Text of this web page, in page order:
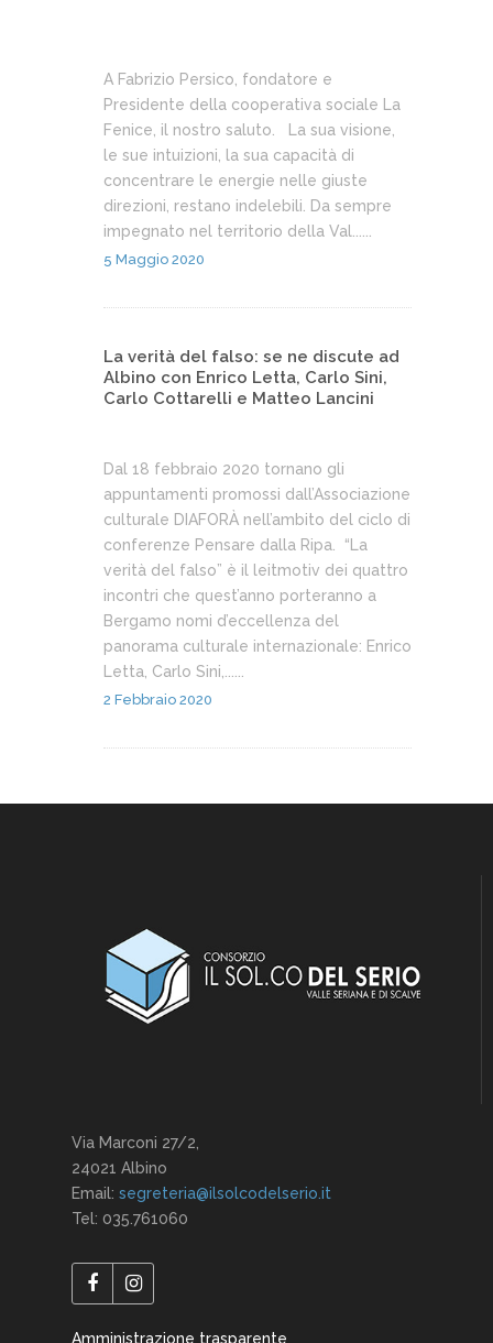
A Fabrizio Persico, fondatore e
Presidente della cooperativa sociale La
Fenice, il nostro saluto. La sua visione,
le sue intuizioni, la sua capacità di
concentrare le energie nelle giuste
direzioni, restano indelebili. Da sempre
impegnato nel territorio della Val......
5 Maggio 2020
La verità del falso: se ne discute ad
Albino con Enrico Letta, Carlo Sini,
Carlo Cottarelli e Matteo Lancini
Dal 18 febbraio 2020 tornano gli
appuntamenti promossi dall’Associazione
culturale DIAFORÀ nell’ambito del ciclo di
conferenze Pensare dalla Ripa. “La
verità del falso” è il leitmotiv dei quattro
incontri che quest’anno porteranno a
Bergamo nomi d’eccellenza del
panorama culturale internazionale: Enrico
Letta, Carlo Sini,......
2 Febbraio 2020
Via Marconi 27/2,
24021 Albino
Email: segreteria@ilsolcodelserio.it
Tel: 035.761060
Amministrazione trasparente